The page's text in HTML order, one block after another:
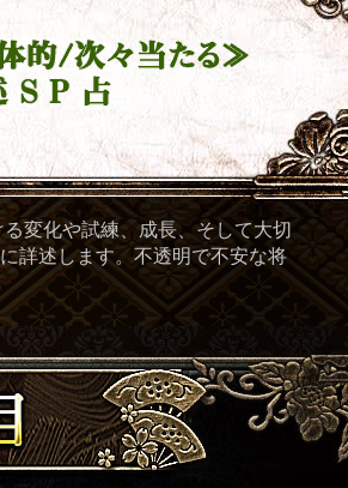
変化や試練、成長、そして大切
詳述します。不透明で不安な将